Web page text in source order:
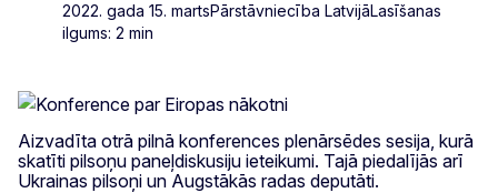
2022. gada 15. martsPārstāvniecība LatvijāLasīšanas
ilgums: 2 min
Aizvadīta otrā pilnā konferences plenārsēdes sesija, kurā
skatīti pilsoņu paneļdiskusiju ieteikumi. Tajā piedalījās arī
Ukrainas pilsoņi un Augstākās radas deputāti.